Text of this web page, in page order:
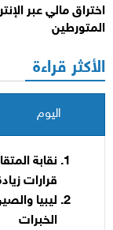
المتورطين
الأكثر قراءة
اليوم
نقابة
قرارات
ليبيا
الخبرات